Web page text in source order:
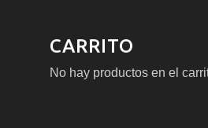
CARRITO
No hay productos en el